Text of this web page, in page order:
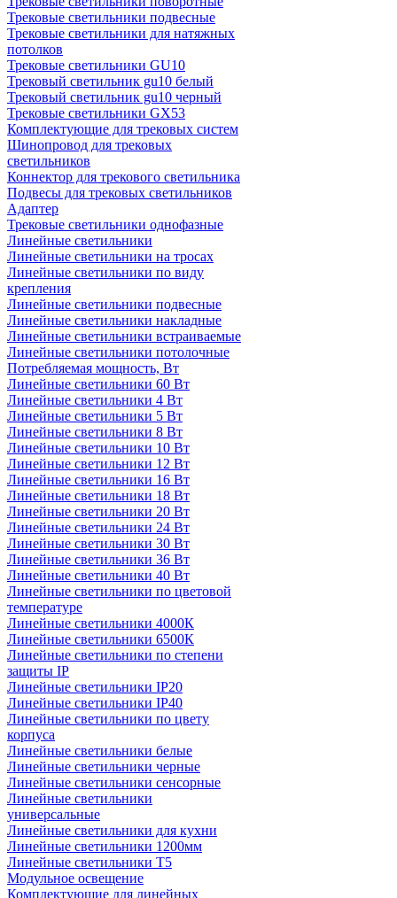
Трековые светильники подвесные
Трековые светильники для натяжных
потолков
Трековые светильники GU10
Трековый светильник gu10 белый
Трековый светильник gu10 черный
Трековые светильники GX53
Комплектующие для трековых систем
Шинопровод для трековых
светильников
Коннектор для трекового светильника
Подвесы для трековых светильников
Адаптер
Трековые светильники однофазные
Линейные светильники
Линейные светильники на тросах
Линейные светильники по виду
крепления
Линейные светильники подвесные
Линейные светильники накладные
Линейные светильники встраиваемые
Линейные светильники потолочные
Потребляемая мощность, Вт
Линейные светильники 60 Вт
Линейные светильники 4 Вт
Линейные светильники 5 Вт
Линейные светильники 8 Вт
Линейные светильники 10 Вт
Линейные светильники 12 Вт
Линейные светильники 16 Вт
Линейные светильники 18 Вт
Линейные светильники 20 Вт
Линейные светильники 24 Вт
Линейные светильники 30 Вт
Линейные светильники 36 Вт
Линейные светильники 40 Вт
Линейные светильники по цветовой
температуре
Линейные светильники 4000К
Линейные светильники 6500К
Линейные светильники по степени
защиты IP
Линейные светильники IP20
Линейные светильники IP40
Линейные светильники по цвету
корпуса
Линейные светильники белые
Линейные светильники черные
Линейные светильники сенсорные
Линейные светильники
универсальные
Линейные светильники для кухни
Линейные светильники 1200мм
Линейные светильники Т5
Модульное освещение
Комплектующие для линейных